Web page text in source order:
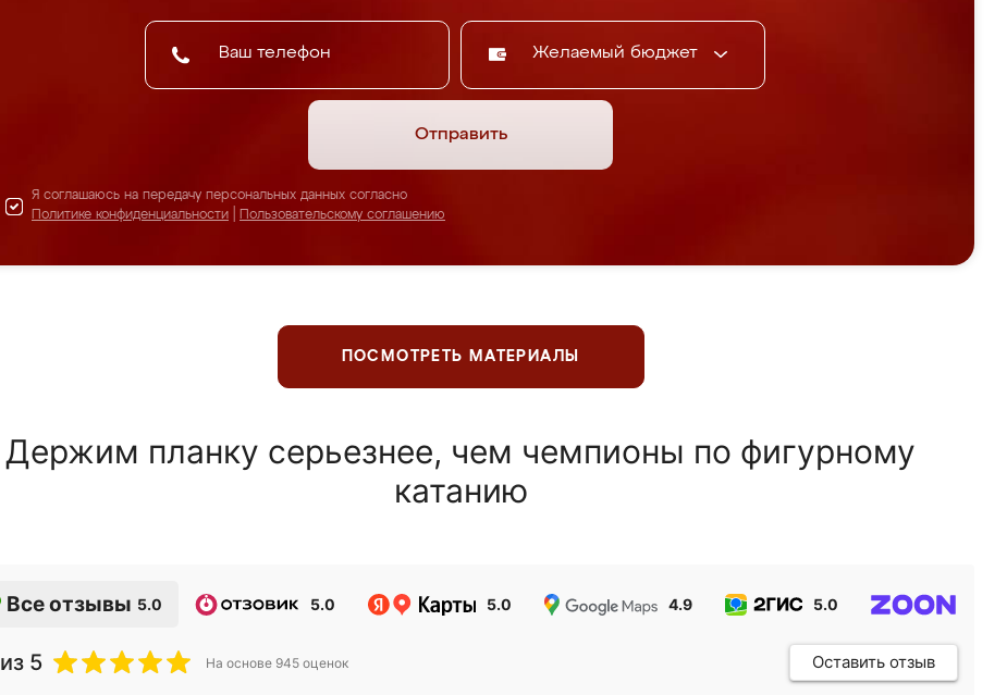
Желаемый бюджет
Отправить
Я соглашаюсь на передачу персональных данных согласно
Политике конфиденциальности
Пользовательскому соглашению
ПОСМОТРЕТЬ МАТЕРИАЛЫ
Держим планку серьезнее, чем чемпионы по фигурному
катанию
Все отзывы 5.0 5.0 5.0 4.9 5.0
из 5 На основе 945 оценок Оставить отзыв